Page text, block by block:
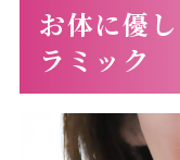
お体に優
ラミック